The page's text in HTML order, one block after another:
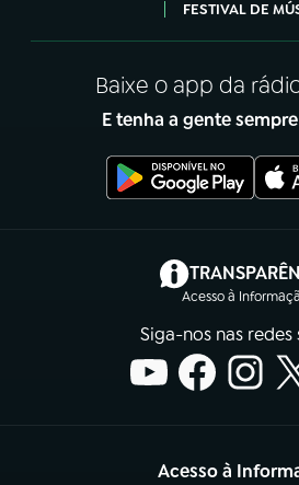
FESTIVAL DE
Baixe o app da
E tenha a gente
Acesso à
(abre
Siga-nos nas redes
Acesso à